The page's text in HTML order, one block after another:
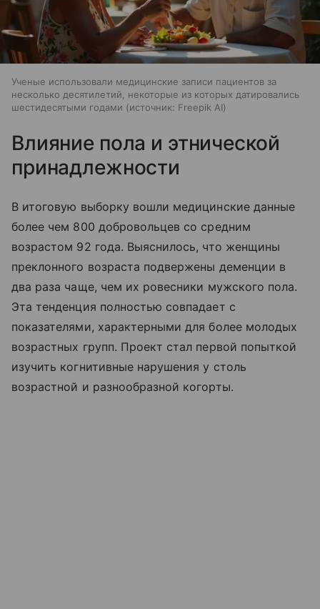
Ученые использовали медицинские записи пациентов за
несколько десятилетий, некоторые из которых датировались
шестидесятыми годами
источник: Freepik AI
Влияние пола и этнической
принадлежности
В итоговую выборку вошли медицинские данные
более чем 800 добровольцев со средним
возрастом 92 года. Выяснилось, что женщины
преклонного возраста подвержены деменции в
два раза чаще, чем их ровесники мужского пола.
Эта тенденция полностью совпадает с
показателями, характерными для более молодых
возрастных групп. Проект стал первой попыткой
изучить когнитивные нарушения у столь
возрастной и разнообразной когорты.